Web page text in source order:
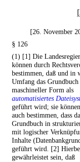
[26. November
§ 126
(1) [1] Die
können durch
bestimmen, daß und in
Umfang das
maschineller Form als
automatisiertes
geführt wird; sie
auch bestimmen, dass
Grundbuch in
mit logischer
Inhalte
geführt wird. [2]
gewährleistet sein, daß